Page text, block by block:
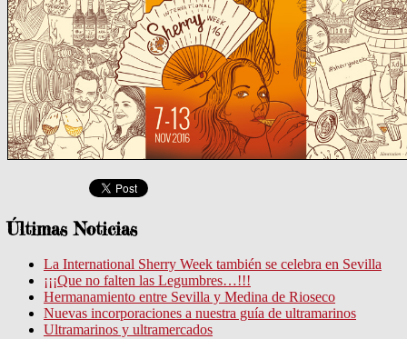
Últimas Noticias
La International Sherry Week también se celebra en Sevilla
¡¡¡Que no falten las Legumbres…!!!
Hermanamiento entre Sevilla y Medina de Rioseco
Nuevas incorporaciones a nuestra guía de ultramarinos
Ultramarinos y ultramercados